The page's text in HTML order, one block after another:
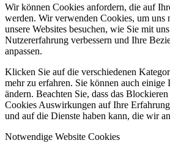
Anwender und Nutzer
Wir können Cookies anfordern, die auf
werden. Wir verwenden Cookies, um uns
unsere Websites besuchen, wie Sie mit
Nutzererfahrung verbessern und Ihre
anpassen.
Klicken Sie auf die verschiedenen
mehr zu erfahren. Sie können auch einige
ändern. Beachten Sie, dass das
Cookies Auswirkungen auf Ihre
und auf die Dienste haben kann, die wir
Notwendige Website Cookies